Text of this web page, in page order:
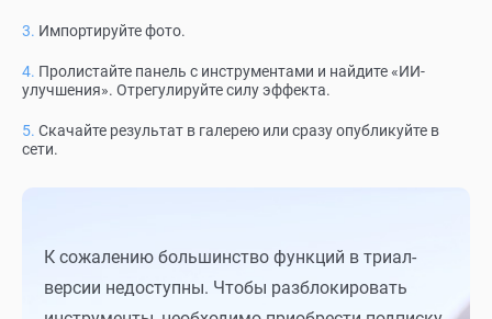
Импортируйте фото.
Пролистайте панель с инструментами и найдите «ИИ-
улучшения». Отрегулируйте силу эффекта.
Скачайте результат в галерею или сразу опубликуйте в
сети.
К сожалению большинство функций в триал-
версии недоступны. Чтобы разблокировать